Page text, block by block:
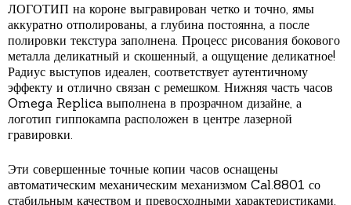
ЛОГОТИП на короне выгравирован четко и точно, ямы
аккуратно отполированы, а глубина постоянна, а после
полировки текстура заполнена. Процесс рисования бокового
металла деликатный и скошенный, а ощущение деликатное!
Радиус выступов идеален, соответствует аутентичному
эффекту и отлично связан с ремешком. Нижняя часть часов
Omega Replica выполнена в прозрачном дизайне, а
логотип гиппокампа расположен в центре лазерной
гравировки.
Эти совершенные точные копии часов оснащены
автоматическим механическим механизмом Cal.8801 со
стабильным качеством и превосходными характеристиками.